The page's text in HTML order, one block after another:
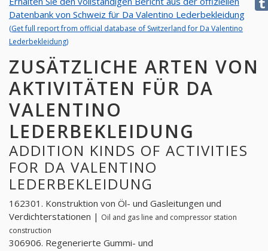
Datenbank von Schweiz für Da Valentino Lederbekleidung
(Get full report from official database of Switzerland for Da Valentino
Lederbekleidung)
ZUSÄTZLICHE ARTEN VON
AKTIVITÄTEN FÜR DA
VALENTINO
LEDERBEKLEIDUNG
ADDITION KINDS OF ACTIVITIES
FOR DA VALENTINO
LEDERBEKLEIDUNG
162301. Konstruktion von Öl- und Gasleitungen und
Verdichterstationen | Oil and gas line and compressor station
construction
306906. Regenerierte Gummi- und